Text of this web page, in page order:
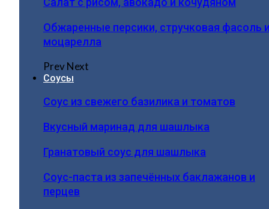
Обжаренные персики, стручковая фасоль
моцарелла
PrevNext
Соусы
Соус из свежего базилика и томатов
Вкусный маринад для шашлыка
Гранатовый соус для шашлыка
Соус-паста из запечённых баклажанов и
перцев